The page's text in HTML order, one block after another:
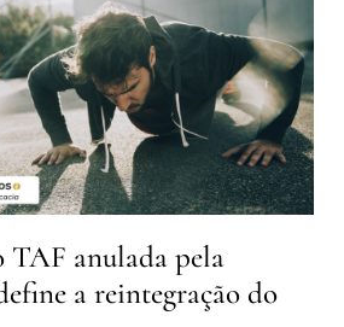
TAF anulada pela
a reintegração do